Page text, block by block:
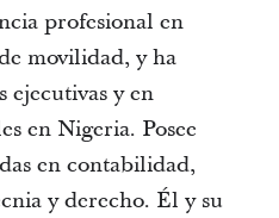
profesional en
movilidad, y ha
ejecutivas y en
en Nigeria. Posee
en contabilidad,
y derecho. Él y su